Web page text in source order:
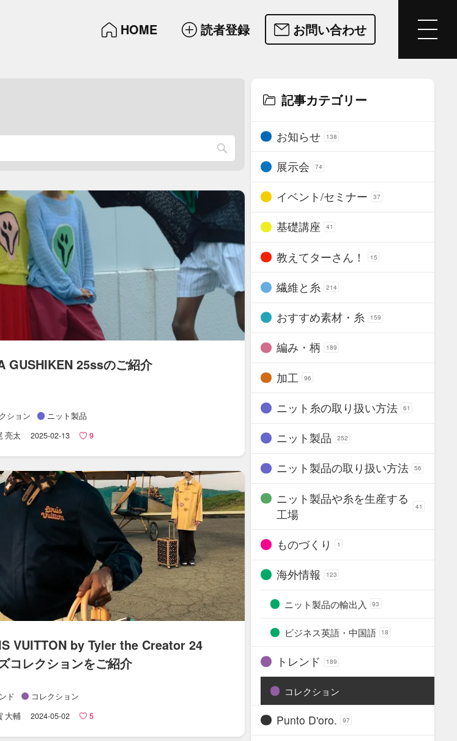
HOME 読者登録 お問い合わせ
GUSHIKEN 25ssの​ご紹介
ション
ニット製品
亮太
2025-02-13 9
VUITTON by Tyler the Creator 24
コレクションを​ご紹介
ド
コレクション
大輔
2024-05-02 5
記事カテゴリー
お知らせ 138
展示会 74
イベント/セミナー 37
基礎講座 41
教えてターさん！ 15
繊維と糸 214
おすすめ素材・糸 159
編み・柄 189
加工 96
ニット糸の取り扱い方法 61
ニット製品 252
ニット製品の取り扱い方法 56
ニット製品や糸を生産する
工場
41
ものづくり 1
海外情報 123
ニット製品の輸出入 93
ビジネス英語・中国語 18
トレンド 189
コレクション
Punto D'oro. 97